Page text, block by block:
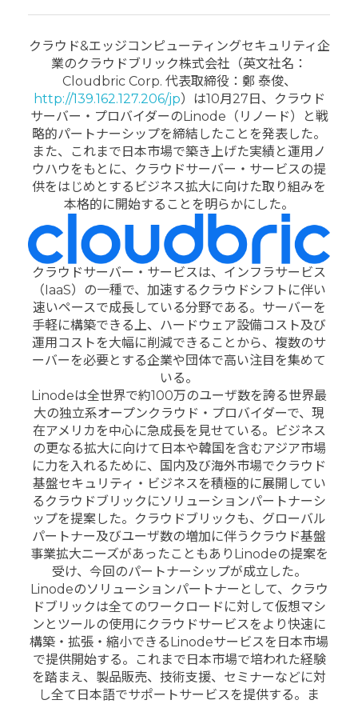
クラウド&エッジコンピューティングセキュリティ企
業のクラウドブリック株式会社（英文社名：
Cloudbric Corp. 代表取締役：鄭 泰俊、
http://139.162.127.206/jp）は10月27日、クラウド
サーバー・プロバイダーのLinode（リノード）と戦
略的パートナーシップを締結したことを発表した。
また、これまで日本市場で築き上げた実績と運用ノ
ウハウをもとに、クラウドサーバー・サービスの提
供をはじめとするビジネス拡大に向けた取り組みを
本格的に開始することを明らかにした。
クラウドサーバー・サービスは、インフラサービス
（IaaS）の一種で、加速するクラウドシフトに伴い
速いペースで成長している分野である。サーバーを
手軽に構築できる上、ハードウェア設備コスト及び
運用コストを大幅に削減できることから、複数のサ
ーバーを必要とする企業や団体で高い注目を集めて
いる。
Linodeは全世界で約100万のユーザ数を誇る世界最
大の独立系オープンクラウド・プロバイダーで、現
在アメリカを中心に急成長を見せている。ビジネス
の更なる拡大に向けて日本や韓国を含むアジア市場
に力を入れるために、国内及び海外市場でクラウド
基盤セキュリティ・ビジネスを積極的に展開してい
るクラウドブリックにソリューションパートナーシ
ップを提案した。クラウドブリックも、グローバル
パートナー及びユーザ数の増加に伴うクラウド基盤
事業拡大ニーズがあったこともありLinodeの提案を
受け、今回のパートナーシップが成立した。
Linodeのソリューションパートナーとして、クラウ
ドブリックは全てのワークロードに対して仮想マシ
ンとツールの使用にクラウドサービスをより快速に
構築・拡張・縮小できるLinodeサービスを日本市場
で提供開始する。これまで日本市場で培われた経験
を踏まえ、製品販売、技術支援、セミナーなどに対
し全て日本語でサポートサービスを提供する。ま